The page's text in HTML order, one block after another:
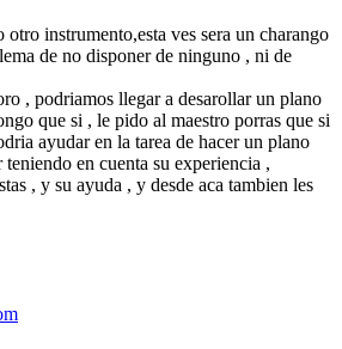
instrumento,esta ves sera un charango
de no disponer de ninguno , ni de
, podriamos llegar a desarollar un plano
que si , le pido al maestro porras que si
ayudar en la tarea de hacer un plano
en cuenta su experiencia ,
, y su ayuda , y desde aca tambien les